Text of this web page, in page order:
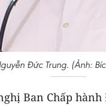
Đức Trung. (Ảnh:
Ban Chấp